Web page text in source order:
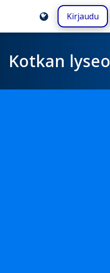
Kirjaudu
Kotkan lyseo